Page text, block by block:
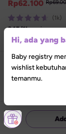
Rp62.100 Rp
(1k)
945/1k reviewers
Nomor Izin Edar :
50 ml
In-
Hi, ada yang
Baby registry
wishlist
temanmu.